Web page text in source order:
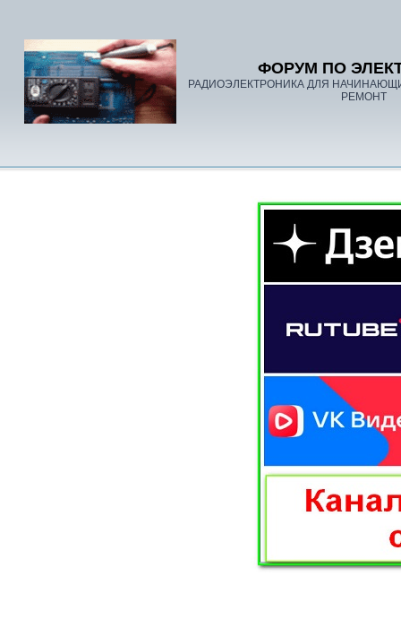
ФОРУМ ПО
РАДИОЭЛЕКТРОНИКА ДЛЯ
РЕМОНТ